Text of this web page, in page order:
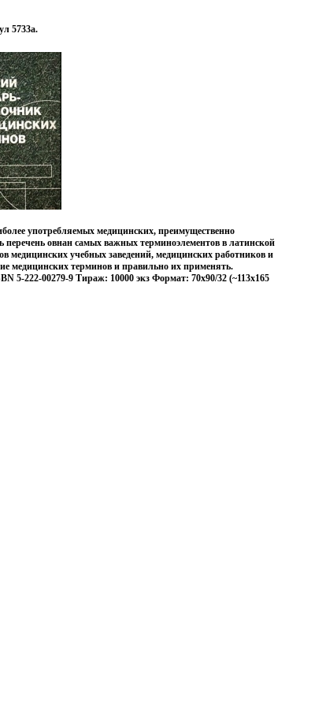
5733a.
употребляемых медицинских, преимущественно
овнан самых важных терминоэлементов в латинской
медицинских учебных заведений, медицинских работников и
медицинских терминов и правильно их применять.
5-222-00279-9 Тираж: 10000 экз Формат: 70x90/32 (~113х165